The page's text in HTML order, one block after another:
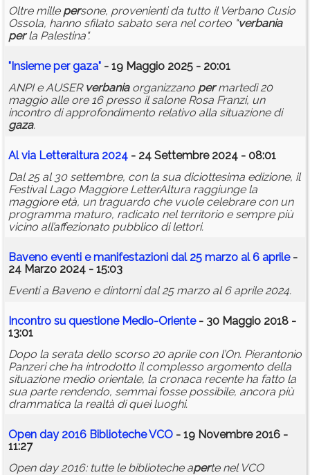
Oltre mille persone, provenienti da tutto il Verbano Cusio
Ossola, hanno sfilato sabato sera nel corteo "verbania
perla Palestina".
"Insiemeper gaza" - 19 Maggio 2025 - 20:01
ANPI e AUSER verbaniaorganizzano permartedì 20
maggio alle ore 16 presso il salone Rosa Franzi, un
incontro di approfondimento relativo alla situazione di
gaza.
Al via Letteraltura 2024 - 24 Settembre 2024 - 08:01
Dal 25 al 30 settembre, con la sua diciottesima edizione, il
Festival Lago Maggiore LetterAltura raggiunge la
maggiore età, un traguardo che vuole celebrare con un
programma maturo, radicato nel territorio e sempre più
vicino all’affezionato pubblico di lettori.
Baveno eventi e manifestazioni dal 25 marzo al 6 aprile-
24 Marzo 2024 - 15:03
Eventi a Baveno e dintorni dal 25 marzo al 6 aprile 2024.
Incontro su questione Medio-Oriente- 30 Maggio 2018 -
13:01
Dopo la serata dello scorso 20 aprile con l’On. Pierantonio
Panzeri che ha introdotto il complesso argomento della
situazione medio orientale, la cronaca recente ha fatto la
sua parte rendendo, semmai fosse possibile, ancora più
drammatica la realtà di quei luoghi.
Open day 2016 Biblioteche VCO - 19 Novembre 2016 -
11:27
Open day 2016: tutte le biblioteche aperte nel VCO